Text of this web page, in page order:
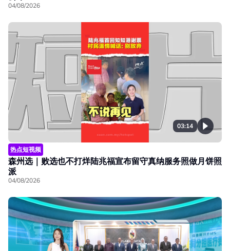
04/08/2026
03:14
热点短视频
森州选｜败选也不打烊陆兆福宣布留守真纳服务照做月饼照
派
04/08/2026